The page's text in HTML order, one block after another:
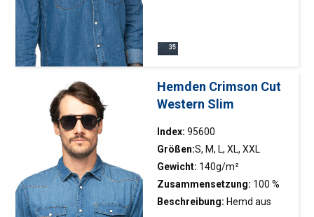
zwei Taschen; dekoratives
Hemden Crimson Cut
Western Slim
Index: 95600
Größen:S, M, L, XL, XXL
Gewicht: 140g/m²
Zusammensetzung: 100 %
Baumwolle
Beschreibung: Hemd aus